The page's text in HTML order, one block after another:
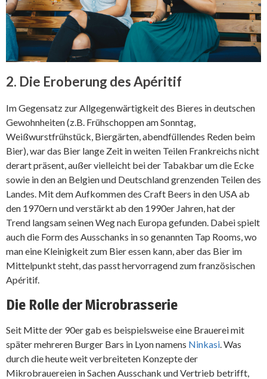
2. Die Eroberung des Apéritif
Im Gegensatz zur Allgegenwärtigkeit des Bieres in deutschen
Gewohnheiten (z.B. Frühschoppen am Sonntag,
Weißwurstfrühstück, Biergärten, abendfüllendes Reden beim
Bier), war das Bier lange Zeit in weiten Teilen Frankreichs nicht
derart präsent, außer vielleicht bei der Tabakbar um die Ecke
sowie in den an Belgien und Deutschland grenzenden Teilen des
Landes. Mit dem Aufkommen des Craft Beers in den USA ab
den 1970ern und verstärkt ab den 1990er Jahren, hat der
Trend langsam seinen Weg nach Europa gefunden. Dabei spielt
auch die Form des Ausschanks in so genannten Tap Rooms, wo
man eine Kleinigkeit zum Bier essen kann, aber das Bier im
Mittelpunkt steht, das passt hervorragend zum französischen
Apéritif.
Die Rolle der Microbrasserie
Seit Mitte der 90er gab es beispielsweise eine Brauerei mit
später mehreren Burger Bars in Lyon namens Ninkasi . Was
durch die heute weit verbreiteten Konzepte der
Mikrobrauereien in Sachen Ausschank und Vertrieb betrifft,